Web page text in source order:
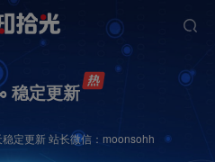
稳定更新
定更新 站长微信：moonsohh